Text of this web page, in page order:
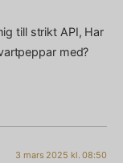
till strikt API, Har
med?
3 mars 2025 kl. 08:50